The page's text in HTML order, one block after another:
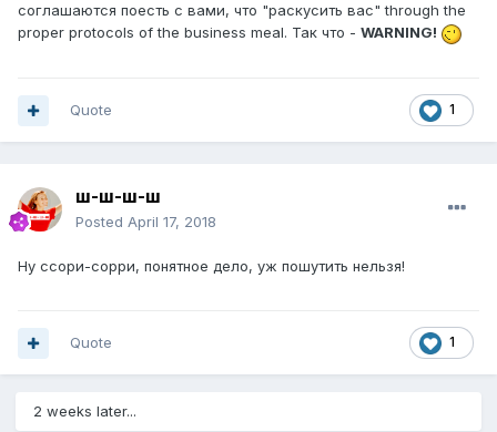
соглашаются поесть с вами, что "раскусить вас" through the
proper protocols of the business meal. Так что - WARNING!
1
Quote
ш-ш-ш-ш
Posted April 17, 2018
Ну ссори-сорри, понятное дело, уж пошутить нельзя!
1
Quote
2 weeks later...